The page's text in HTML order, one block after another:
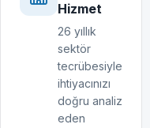
Hizmet
26 yıllık
sektör
tecrübesiyle
ihtiyacınızı
doğru analiz
eden